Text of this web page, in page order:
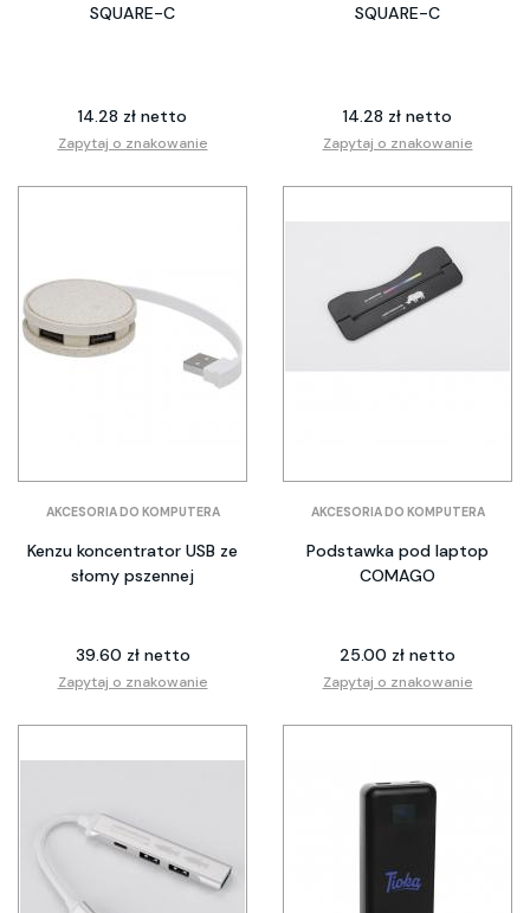
SQUARE-C
14.28 zł netto
Zapytaj o znakowanie
SQUARE-C
14.28 zł netto
Zapytaj o znakowanie
AKCESORIA DO KOMPUTERA
Kenzu koncentrator USB ze
słomy pszennej
39.60 zł netto
Zapytaj o znakowanie
AKCESORIA DO KOMPUTERA
Podstawka pod laptop
COMAGO
25.00 zł netto
Zapytaj o znakowanie